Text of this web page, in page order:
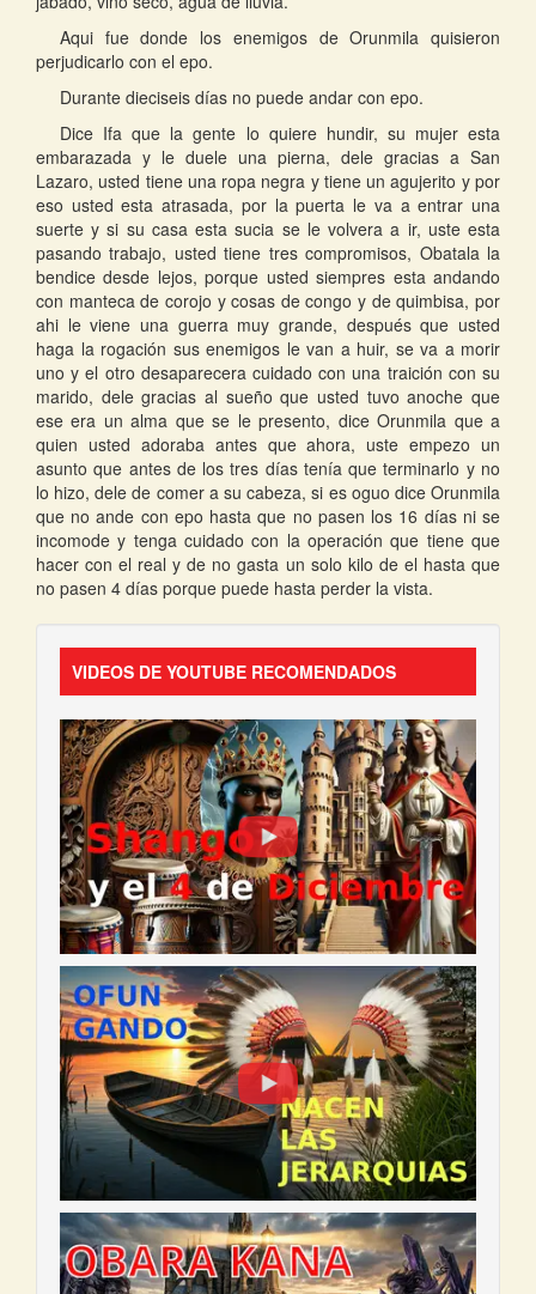
Aqui fue donde los enemigos de Orunmila quisieron
perjudicarlo con el epo.
Durante dieciseis días no puede andar con epo.
Dice Ifa que la gente lo quiere hundir, su mujer esta
embarazada y le duele una pierna, dele gracias a San
Lazaro, usted tiene una ropa negra y tiene un agujerito y por
eso usted esta atrasada, por la puerta le va a entrar una
suerte y si su casa esta sucia se le volvera a ir, uste esta
pasando trabajo, usted tiene tres compromisos, Obatala la
bendice desde lejos, porque usted siempres esta andando
con manteca de corojo y cosas de congo y de quimbisa, por
ahi le viene una guerra muy grande, después que usted
haga la rogación sus enemigos le van a huir, se va a morir
uno y el otro desaparecera cuidado con una traición con su
marido, dele gracias al sueño que usted tuvo anoche que
ese era un alma que se le presento, dice Orunmila que a
quien usted adoraba antes que ahora, uste empezo un
asunto que antes de los tres días tenía que terminarlo y no
lo hizo, dele de comer a su cabeza, si es oguo dice Orunmila
que no ande con epo hasta que no pasen los 16 días ni se
incomode y tenga cuidado con la operación que tiene que
hacer con el real y de no gasta un solo kilo de el hasta que
no pasen 4 días porque puede hasta perder la vista.
VIDEOS DE YOUTUBE RECOMENDADOS